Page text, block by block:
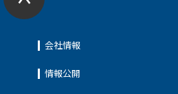
会社情報
情報公開